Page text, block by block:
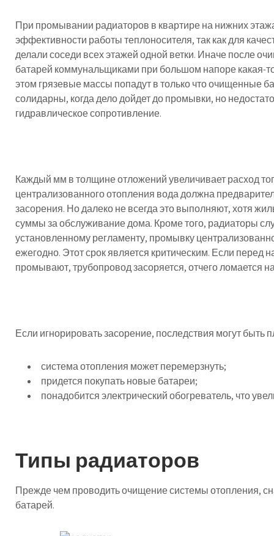
При промывании радиаторов в квартире на нижних
эффективности работы теплоносителя, так как для
делали соседи всех этажей одной ветки. Иначе после
батарей коммунальщиками при большом напоре какая-
этом грязевые массы попадут в только что очищенные
солидарны, когда дело дойдет до промывки, но
гидравлическое сопротивление.
Каждый мм в толщине отложений увеличивает расход
централизованного отопления вода должна
засорения. Но далеко не всегда это выполняют, хотя
суммы за обслуживание дома. Кроме того, радиаторы
установленному регламенту, промывку
ежегодно. Этот срок является критическим. Если перед
промывают, трубопровод засоряется, отчего ломается
Если игнорировать засорение, последствия могут быть
система отопления может перемерзнуть;
придется покупать новые батареи;
понадобится электрический обогреватель, что
Типы радиаторов
Прежде чем проводить очищение системы отопления,
батарей.